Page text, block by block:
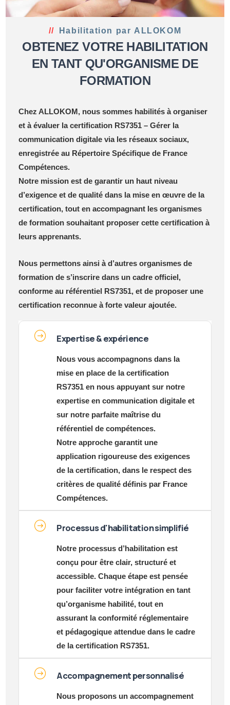
Habilitation par ALLOKOM
OBTENEZ VOTRE HABILITATION
EN TANT QU'ORGANISME DE
FORMATION
Chez ALLOKOM, nous sommes habilités à organiser
et à évaluer la certification RS7351 – Gérer la
communication digitale via les réseaux sociaux,
enregistrée au Répertoire Spécifique de France
Compétences.
Notre mission est de garantir un haut niveau
d’exigence et de qualité dans la mise en œuvre de la
certification, tout en accompagnant les organismes
de formation souhaitant proposer cette certification à
leurs apprenants.
Nous permettons ainsi à d’autres organismes de
formation de s’inscrire dans un cadre officiel,
conforme au référentiel RS7351, et de proposer une
certification reconnue à forte valeur ajoutée.
Expertise & expérience
Nous vous accompagnons dans la
mise en place de la certification
RS7351 en nous appuyant sur notre
expertise en communication digitale et
sur notre parfaite maîtrise du
référentiel de compétences.
Notre approche garantit une
application rigoureuse des exigences
de la certification, dans le respect des
critères de qualité définis par France
Compétences.
Processus d'habilitation simplifié
Notre processus d’habilitation est
conçu pour être clair, structuré et
accessible. Chaque étape est pensée
pour faciliter votre intégration en tant
qu’organisme habilité, tout en
assurant la conformité réglementaire
et pédagogique attendue dans le cadre
de la certification RS7351.
Accompagnement personnalisé
Nous proposons un accompagnement